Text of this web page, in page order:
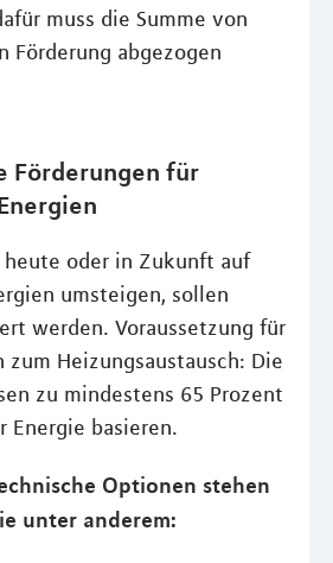
muss die Summe von
Förderung abgezogen
Förderungen für
heute oder in Zukunft auf
umsteigen, sollen
werden. Voraussetzung für
zum Heizungsaustausch: Die
zu mindestens 65 Prozent
Energie basieren.
Optionen stehen
unter anderem: